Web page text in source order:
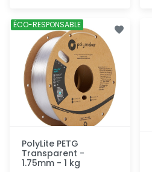
Ajout
rapide
PolyLite PETG
Transparent -
1.75mm - 1 kg
ÉCO-RESPONSABLE